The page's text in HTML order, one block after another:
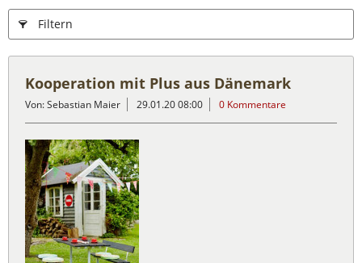
Filtern
Kooperation mit Plus aus Dänemark
Von: Sebastian Maier 29.01.20 08:00 0 Kommentare